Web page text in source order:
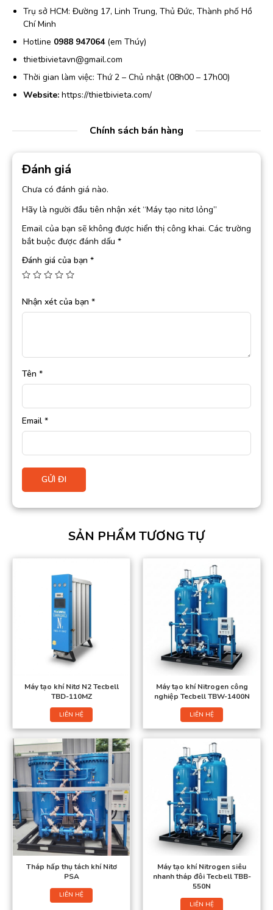
Trụ sở HCM: Đường 17, Linh Trung, Thủ Đức, Thành phố Hồ
Chí Minh
Hotline 0988 947064(em Thúy)
thietbivietavn@gmail.com
Thời gian làm việc: Thứ 2 – Chủ nhật (08h00 – 17h00)
Website: https://thietbivieta.com/
Chính sách bán hàng
Đánh giá
Chưa có đánh giá nào.
Hãy là người đầu tiên nhận xét “Máy tạo nitơ lỏng”
Email của bạn sẽ không được hiển thị công khai. Các trường
bắt buộc được đánh dấu *
Đánh giá của bạn *
Nhận xét của bạn *
Tên *
Email *
SẢN PHẨM TƯƠNG TỰ
Máy tạo khí Nitơ N2 Tecbell
TBD-110MZ
LIÊN HỆ
Máy tạo khí Nitrogen công
nghiệp Tecbell TBW-1400N
LIÊN HỆ
Tháp hấp thụ tách khí Nitơ
PSA
LIÊN HỆ
Máy tạo khí Nitrogen siêu
nhanh tháp đôi Tecbell TBB-
550N
LIÊN HỆ